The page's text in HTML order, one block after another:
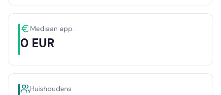
Mediaan app.
0 EUR
Huishoudens